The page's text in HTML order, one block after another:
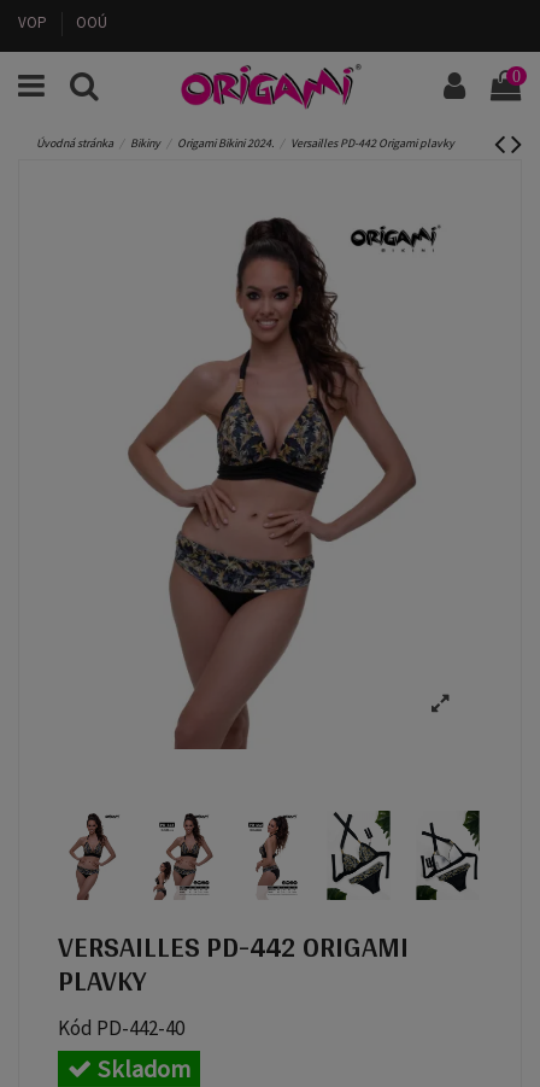
VOP OOÚ
0
Úvodná stránka Bikiny Origami Bikini 2024. Versailles PD-442 Origami plavky
VERSAILLES PD-442 ORIGAMI
PLAVKY
Kód PD-442-40
Skladom